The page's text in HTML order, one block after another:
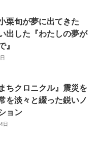
栗旬が夢に出てきた
出した『わたしの夢が
』
ちクロニクル』震災を
を淡々と綴った鋭いノ
ョン
日